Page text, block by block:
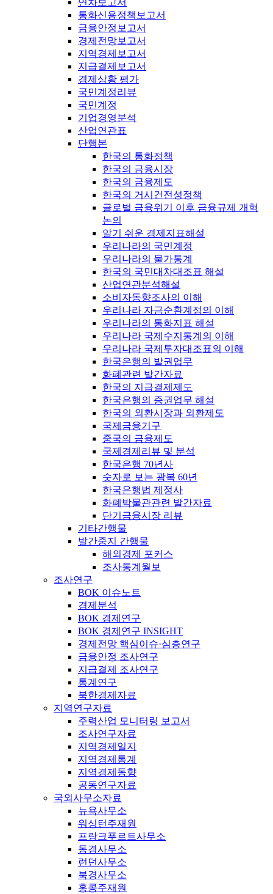
연차보고서
통화신용정책보고서
금융안정보고서
경제전망보고서
지역경제보고서
지급결제보고서
경제상황 평가
국민계정리뷰
국민계정
기업경영분석
산업연관표
단행본
한국의 통화정책
한국의 금융시장
한국의 금융제도
한국의 거시건전성정책
글로벌 금융위기 이후 금융규제 개혁
논의
알기 쉬운 경제지표해설
우리나라의 국민계정
우리나라의 물가통계
한국의 국민대차대조표 해설
산업연관분석해설
소비자동향조사의 이해
우리나라 자금순환계정의 이해
우리나라의 통화지표 해설
우리나라 국제수지통계의 이해
우리나라 국제투자대조표의 이해
한국은행의 발권업무
화폐관련 발간자료
한국의 지급결제제도
한국은행의 증권업무 해설
한국의 외환시장과 외환제도
국제금융기구
중국의 금융제도
국제경제리뷰 및 분석
한국은행 70년사
숫자로 보는 광복 60년
한국은행법 제정사
화폐박물관관련 발간자료
단기금융시장 리뷰
기타간행물
발간중지 간행물
해외경제 포커스
조사통계월보
조사연구
BOK 이슈노트
경제분석
BOK 경제연구
BOK 경제연구 INSIGHT
경제전망 핵심이슈·심층연구
금융안정 조사연구
지급결제 조사연구
통계연구
북한경제자료
지역연구자료
주력산업 모니터링 보고서
조사연구자료
지역경제일지
지역경제통계
지역경제동향
공동연구자료
국외사무소자료
뉴욕사무소
워싱턴주재원
프랑크푸르트사무소
동경사무소
런던사무소
북경사무소
홍콩주재원